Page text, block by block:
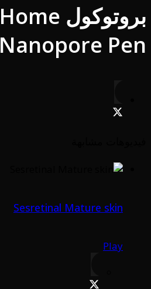
بروتوكول Home
Nanopore Pen
Sesretinal Mature skin
Play